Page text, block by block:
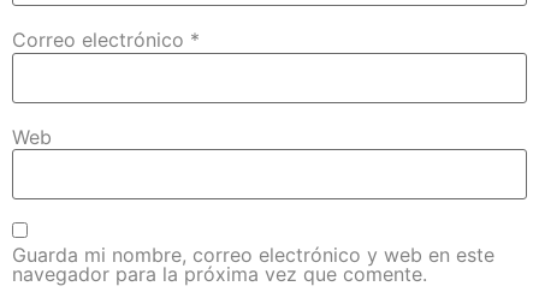
Correo electrónico *
Web
Guarda mi nombre, correo electrónico y web en este
navegador para la próxima vez que comente.